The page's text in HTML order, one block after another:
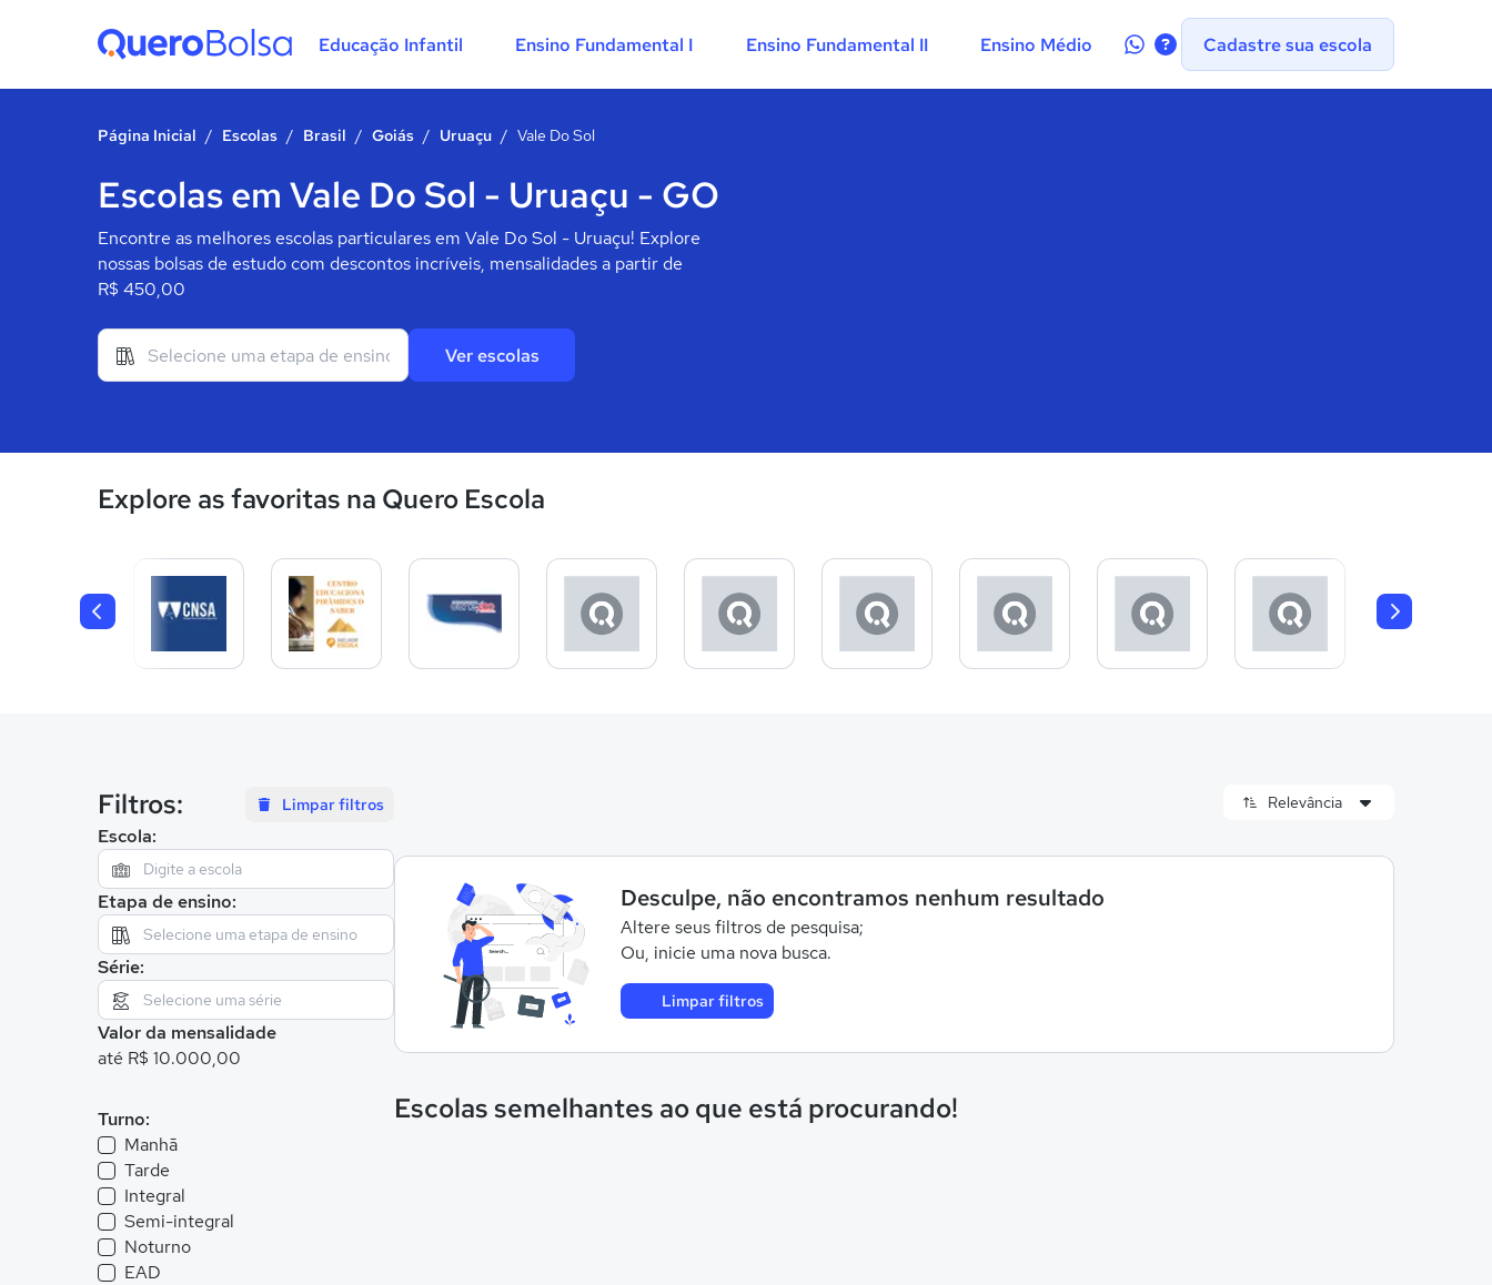
Educação Infantil Ensino Fundamental I Ensino Fundamental II Ensino Médio
Contate-
no
Cadastre sua escola
Página Inicial / Escolas / Brasil / Goiás / Uruaçu / Vale Do Sol
Escolas em Vale Do Sol - Uruaçu - GO
Encontre as melhores escolas particulares em Vale Do Sol - Uruaçu! Explore
nossas bolsas de estudo com descontos incríveis, mensalidades a partir de
R$ 450,00
Ver escolas
Explore as favoritas na Quero Escola
Filtros: Limpar filtros
Escola:
Etapa de ensino:
Série:
Valor da mensalidade
até R$ 10.000,00
Turno:
Manhã
Tarde
Integral
Semi-integral
Noturno
EAD
Desculpe, não encontramos nenhum resultado
Altere seus filtros de pesquisa;
Ou, inicie uma nova busca.
Limpar filtros
Escolas semelhantes ao que está procurando!